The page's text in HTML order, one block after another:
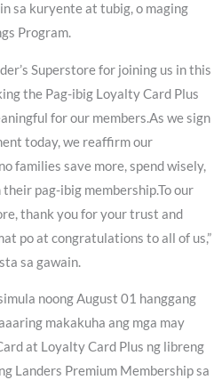
sa kuryente at tubig, o maging
Program.
Superstore for joining us in this
the Pag-ibig Loyalty Card Plus
for our members.As we sign
today, we reaffirm our
families save more, spend wisely,
pag-ibig membership.To our
thank you for your trust and
po at congratulations to all of us,”
sa gawain.
noong August 01 hanggang
makakuha ang mga may
at Loyalty Card Plus ng libreng
Landers Premium Membership sa